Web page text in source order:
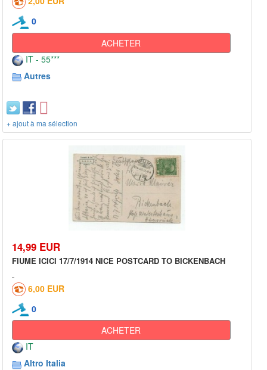
0
ACHETER
IT - 55***
Autres
+ ajout à ma sélection
14,99 EUR
FIUME ICICI 17/7/1914 NICE POSTCARD TO BICKENBACH
6,00 EUR
0
ACHETER
IT
Altro Italia